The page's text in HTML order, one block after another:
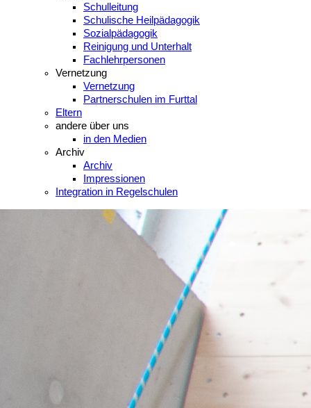
Schulleitung
Schulische Heilpädagogik
Sozialpädagogik
Reinigung und Unterhalt
Fachlehrpersonen
Vernetzung
Vernetzung
Partnerschulen im Furttal
Eltern
andere über uns
in den Medien
Archiv
Archiv
Impressionen
Integration in Regelschulen